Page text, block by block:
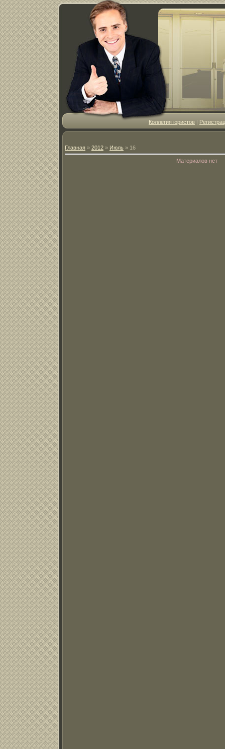
Коллегия юристов |
Главная » 2012 » Июль » 16
Материалов нет